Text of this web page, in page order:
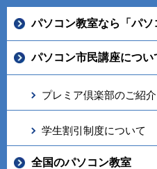
パソコン教室なら「パソ
パソコン市民講座につい
プレミア倶楽部のご紹介
学生割引制度について
全国のパソコン教室